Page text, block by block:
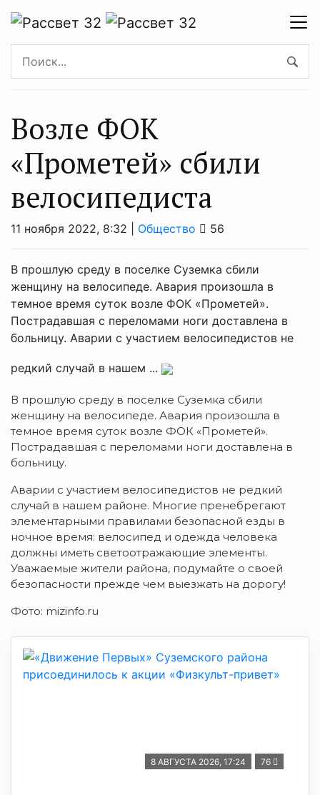
Возле ФОК
«Прометей» сбили
велосипедиста
11 ноября 2022, 8:32 | Общество 56
В прошлую среду в поселке Суземка сбили
женщину на велосипеде. Авария произошла в
темное время суток возле ФОК «Прометей».
Пострадавшая с переломами ноги доставлена в
больницу. Аварии с участием велосипедистов не
редкий случай в нашем ...
В прошлую среду в поселке Суземка сбили
женщину на велосипеде. Авария произошла в
темное время суток возле ФОК «Прометей».
Пострадавшая с переломами ноги доставлена в
больницу.
Аварии с участием велосипедистов не редкий
случай в нашем районе. Многие пренебрегают
элементарными правилами безопасной езды в
ночное время: велосипед и одежда человека
должны иметь светоотражающие элементы.
Уважаемые жители района, подумайте о своей
безопасности прежде чем выезжать на дорогу!
Фото: mizinfo.ru
8 АВГУСТА 2026, 17:24 76